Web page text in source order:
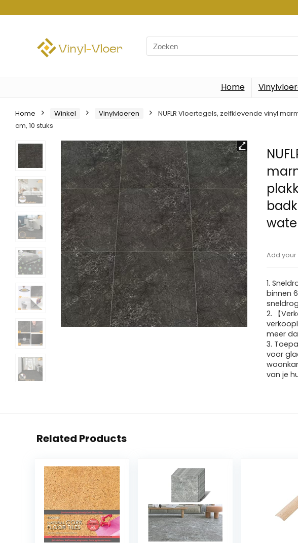
Search
for:
Home
Home Winkel Vinylvloeren
NUFLR Vloertegels, zelfklevende vinyl
cm, 10 stuks
Add
1.
binnen
2. 【
meer
3.
voor
van je
Related Products